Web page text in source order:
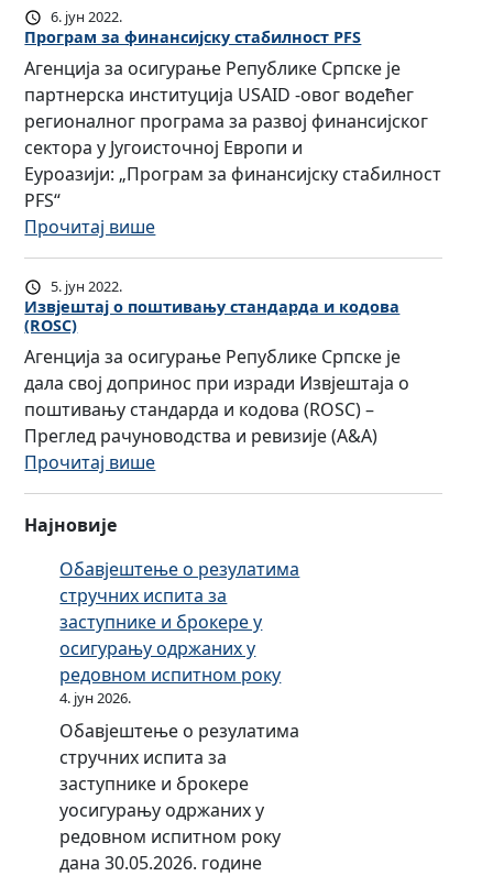
а
E
u
r
o
p
R
n
u
r
a
n
c
e
c
i
l
i
t
L
t
d
.
и
з
а
ц
и
ј
т
и
т
а
о
с
и
а
њ
а
о
д
у
т
о
о
д
г
е
н
ц
и
ј
а
и
у
р
а
њ
е
у
б
л
и
к
С
р
п
с
к
е
6. јун 2022.
Програм за финансијску стабилност PFS
Агенција за осигурање Републике Српске је
партнерска институција USAID -овог водећег
регионалног програма за развој финансијског
сектора у Југоисточној Европи и
Еуроазији: „Програм за финансијску стабилност
PFS“
Прочитај више:
П
о
р
а
м
з
а
ф
а
н
с
и
ј
к
у
с
т
а
б
5. јун 2022.
Извјештај о поштивању стандарда и кодова
(ROSC)
Агенција за осигурање Републике Српске је
дала свој допринос при изради Извјештаја о
поштивању стандарда и кодова (ROSC) –
Преглед рачуноводства и ревизије (A&A)
Прочитај више:
И
ј
е
ш
т
а
о
п
о
ш
т
и
Најновије
Обавјештење о резулатима
стручних испита за
заступнике и брокере у
осигурању одржаних у
редовном испитном року
4. јун 2026.
Обавјештење о резулатима
стручних испита за
заступнике и брокере
уосигурању одржаних у
редовном испитном року
дана 30.05.2026. године